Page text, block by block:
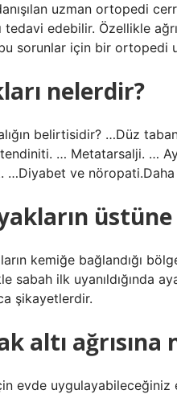
uzman ortopedi
tedavi edebilir. Özellikle
sorunlar için bir ortopedi
nelerdir?
belirtisidir? …Düz
… Metatarsalji. …
…Diyabet ve
kemiğe bağlandığı
sabah ilk uyanıldığında
şikayetlerdir.
altı ağrısına
evde uygulayabileceğiniz